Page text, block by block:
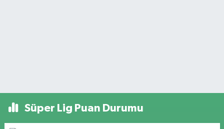
Süper Lig Puan Durumu